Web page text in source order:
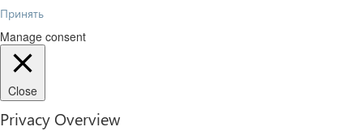
Принять
Manage consent
Close
Privacy Overview